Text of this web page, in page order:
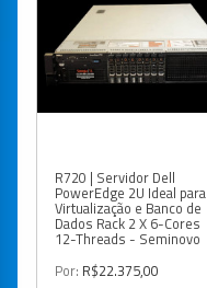
R720 | Servidor Dell
PowerEdge 2U Ideal para
Virtualização e Banco de
Dados Rack 2 X 6-Cores
12-Threads - Seminovo
Por: R$22.375,00